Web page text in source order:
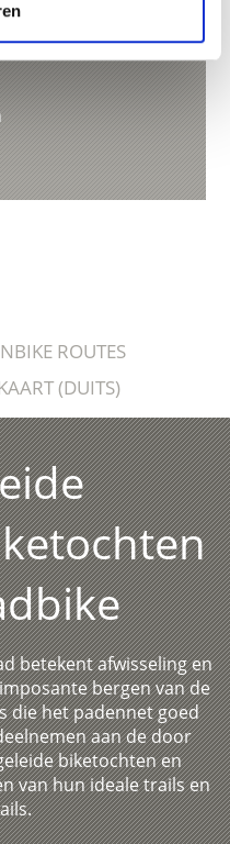
mountain tour
Alta Rezia refers
ROUTES
(DUITS)
betekent afwisseling en
bergen van de
die het padennet goed
aan de door
biketochten en
van hun ideale trails en